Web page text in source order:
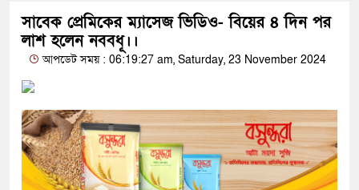
সাবেক প্রেমিকের ম্যাসেজ ভিডিও- বিয়ের ৪ দিন পর
লাশ হলেন নববধূ।।
আপডেট সময় : 06:19:27 am, Saturday, 23 November 2024